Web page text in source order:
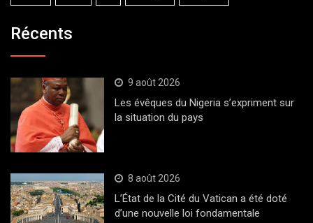
Récents
9 août 2026
Les évêques du Nigeria s’expriment sur
la situation du pays
8 août 2026
L’État de la Cité du Vatican a été doté
d’une nouvelle loi fondamentale